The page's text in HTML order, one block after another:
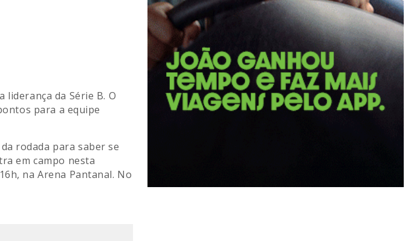
da Série B. O
para a equipe
rodada para saber se
em campo nesta
na Arena Pantanal. No